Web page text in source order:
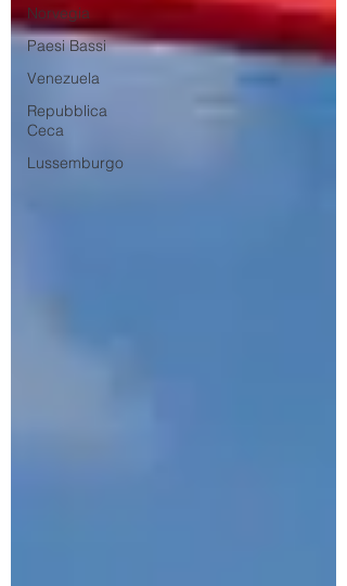
Norvegia
Paesi Bassi
Venezuela
Repubblica
Ceca
Lussemburgo